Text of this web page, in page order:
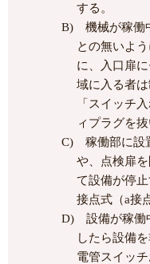
する。
B) 機械が稼働
との無いよ
に、入口扉
域に入る者
「スイッチ
ィプラグを
C) 稼働部に設
や、点検扉
て設備が停
接点式（a接
D) 設備が稼働
したら設備
電管スイッ